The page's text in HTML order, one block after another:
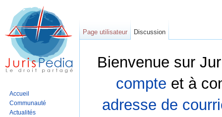
Bienvenue sur
compte et à
adresse de
Page utilisateur Discussion
Accueil
Communauté
Actualités